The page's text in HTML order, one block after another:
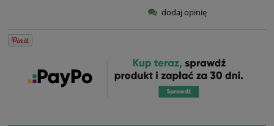
dodaj opinię